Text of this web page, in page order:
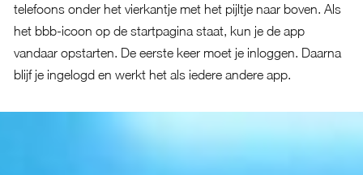
telefoons onder het vierkantje met het pijltje naar boven. Als
het bbb-icoon op de startpagina staat, kun je de app
vandaar opstarten. De eerste keer moet je inloggen. Daarna
blijf je ingelogd en werkt het als iedere andere app.